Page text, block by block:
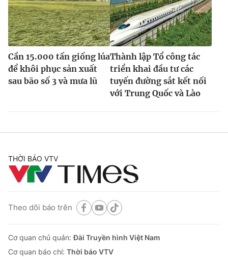
Cần 15.000 tấn giống lúa
để khôi phục sản xuất
sau bão số 3 và mưa lũ
Thành lập Tổ công tác
triển khai đầu tư các
tuyến đường sắt kết nối
với Trung Quốc và Lào
THỜI BÁO VTV
Theo dõi báo trên
Cơ quan chủ quản:Đài Truyền hình Việt Nam
Cơ quan báo chí: Thời báo VTV